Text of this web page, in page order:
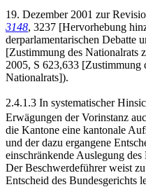
19. Dezember 2001 zur
3148, 3237 [Hervorhebung
derparlamentarischen Debatte
[Zustimmung des Nationalrats
2005, S 623,633 [Zustimmung
Nationalrats]).
2.4.1.3 In systematischer
Erwägungen der Vorinstanz
die Kantone eine kantonale
und der dazu ergangene
einschränkende Auslegung
Der Beschwerdeführer weist
Entscheid des Bundesgerichts